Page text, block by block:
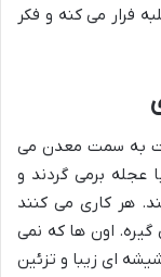
فرار می کنه و فکر
به سمت معدن می
عجله برمی گردند و
هر کاری می کنند
گیره. اون ها که نمی
ای زیبا و تزئین